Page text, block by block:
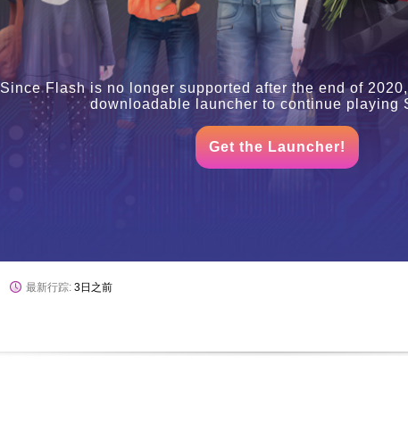
Since Flash is no longer supported after the end of
downloadable launcher to continue playing
Get the Launcher!
最新行踪: 3日之前